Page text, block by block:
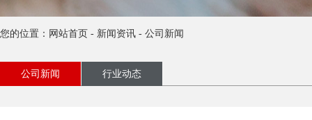
您的位置： 网站首页 - 新闻资讯 - 公司新闻
公司新闻 行业动态